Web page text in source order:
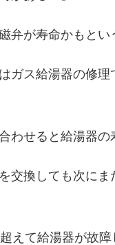
弁が寿命かもとい
ガス給湯器の修
わせると給湯器の
交換しても次に
えて給湯器が故